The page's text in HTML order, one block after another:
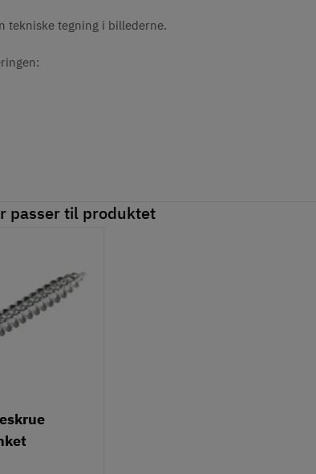
tekniske tegning i billederne.
passer til produktet
Ø4,0 - PZ2